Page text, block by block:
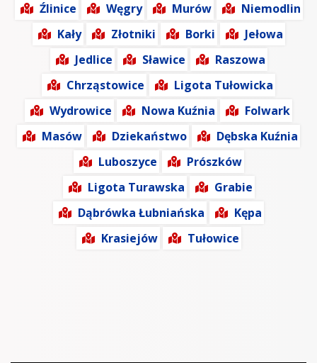
Źlinice
Węgry Murów
Niemodlin
Kały
Złotniki Borki
Jełowa
Jedlice
Sławice
Raszowa
Chrząstowice
Ligota Tułowicka
Wydrowice
Nowa Kuźnia
Folwark
Masów
Dziekaństwo
Dębska Kuźnia
Luboszyce
Prószków
Ligota Turawska
Grabie
Dąbrówka Łubniańska
Kępa
Krasiejów
Tułowice